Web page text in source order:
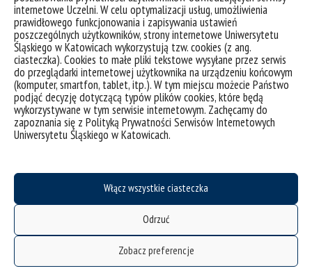
internetowe Uczelni. W celu optymalizacji usług, umożliwienia
prawidłowego funkcjonowania i zapisywania ustawień
poszczególnych użytkowników, strony internetowe Uniwersytetu
Śląskiego w Katowicach wykorzystują tzw. cookies (z ang.
ciasteczka). Cookies to małe pliki tekstowe wysyłane przez serwis
do przeglądarki internetowej użytkownika na urządzeniu końcowym
(komputer, smartfon, tablet, itp.). W tym miejscu możecie Państwo
podjąć decyzję dotyczącą typów plików cookies, które będą
wykorzystywane w tym serwisie internetowym. Zachęcamy do
zapoznania się z Polityką Prywatności Serwisów Internetowych
Uniwersytetu Śląskiego w Katowicach.
Włącz wszystkie ciasteczka
Odrzuć
Zobacz preferencje
mapa strony
oferty pracy
struktura uczelni
zgłaszanie naruszeń
instrukcja logowania do intranetu
ubezpieczenie pracowników
program emerytalny
LEX Baza Dokumentów UŚ
CINiBA
Komisja Etyki ds. badań naukowych